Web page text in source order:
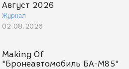
Август 2026
Журнал
02.08.2026
Making Of
"Бронеавтомобиль БА-М85"